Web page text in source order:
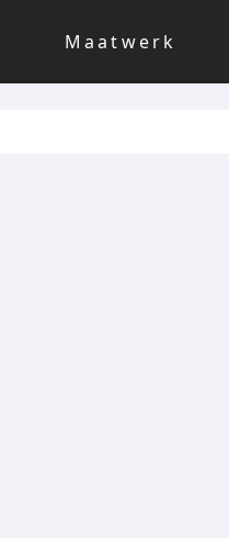
Maatwerk